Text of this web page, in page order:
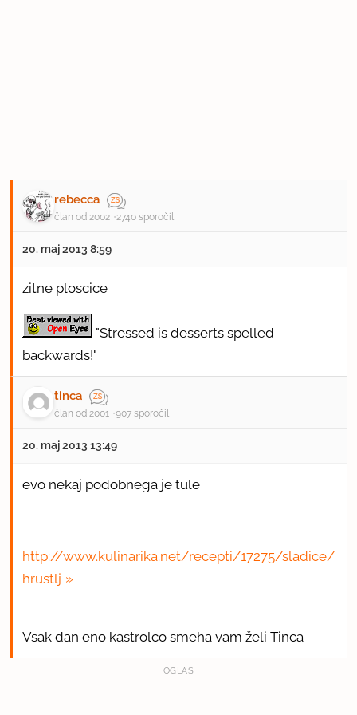
rebecca
član od 2002 2740 sporočil
20. maj 2013 8:59
zitne ploscice
"Stressed is desserts spelled
backwards!"
tinca
član od 2001 907 sporočil
20. maj 2013 13:49
evo nekaj podobnega je tule
http://www.kulinarika.net/recepti/17275/sladice/
hrustlj
Vsak dan eno kastrolco smeha vam želi Tinca
OGLAS